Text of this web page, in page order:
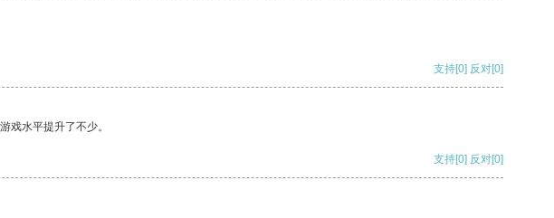
支持[0] 反对[0]
戏水平提升了不少。
支持[0] 反对[0]